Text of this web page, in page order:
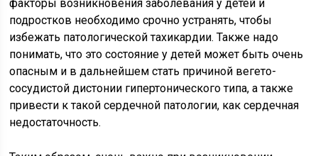
факторы возникновения заболевания у детей и
подростков необходимо срочно устранять, чтобы
избежать патологической тахикардии. Также надо
понимать, что это состояние у детей может быть очень
опасным и в дальнейшем стать причиной вегето-
сосудистой дистонии гипертонического типа, а также
привести к такой сердечной патологии, как сердечная
недостаточность.